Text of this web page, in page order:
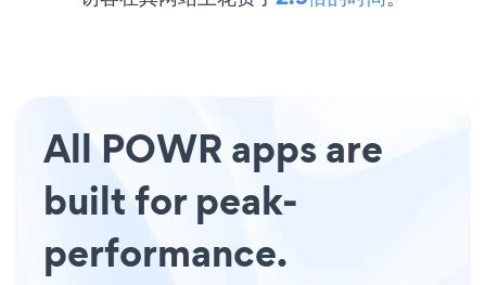
All POWR apps are
built for peak-
performance.